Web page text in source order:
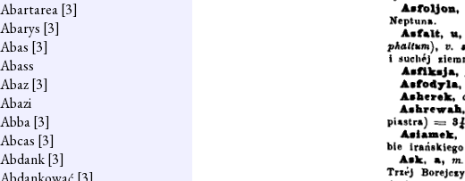
Abartarea[3]
Abarys [3]
Abas [3]
Abass
Abaz[3]
Abazi
Abba[3]
Abcas [3]
Abdank[3]